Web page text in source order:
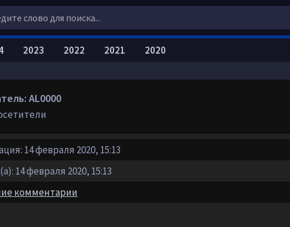
AL0000
14 февраля 2020, 15:13
14 февраля 2020, 15:13
комментарии
2023 2022 2021 2020